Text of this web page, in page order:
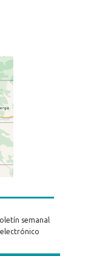
semanal
electrónico